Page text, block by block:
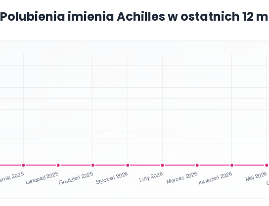
Polubienia imienia Achilles w ostatnich 12